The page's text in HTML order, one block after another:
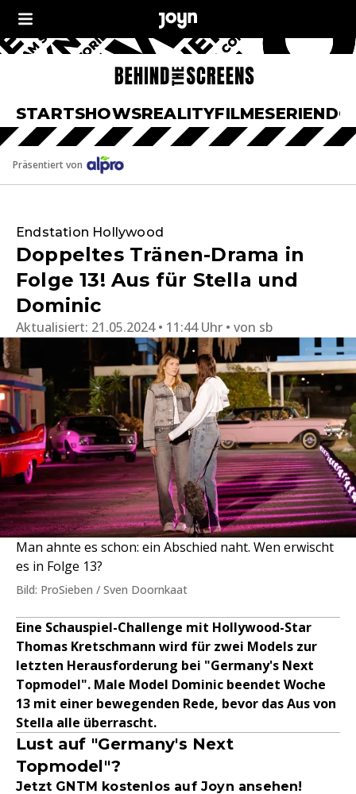
STARTSHOWSREALITYFILMESERIEN
Präsentiert von
Endstation Hollywood
Doppeltes Tränen-Drama in
Folge 13! Aus für Stella und
Dominic
Aktualisiert: 21.05.2024 • 11:44 Uhr von sb
Man ahnte es schon: ein Abschied naht. Wen erwischt
es in Folge 13?
Bild: ProSieben / Sven Doornkaat
Eine Schauspiel-Challenge mit Hollywood-Star
Thomas Kretschmann wird für zwei Models zur
letzten Herausforderung bei "Germany's Next
Topmodel". Male Model Dominic beendet Woche
13 mit einer bewegenden Rede, bevor das Aus von
Stella alle überrascht.
Lust auf "Germany's Next
Topmodel"?
Jetzt GNTM kostenlos auf Joyn ansehen!